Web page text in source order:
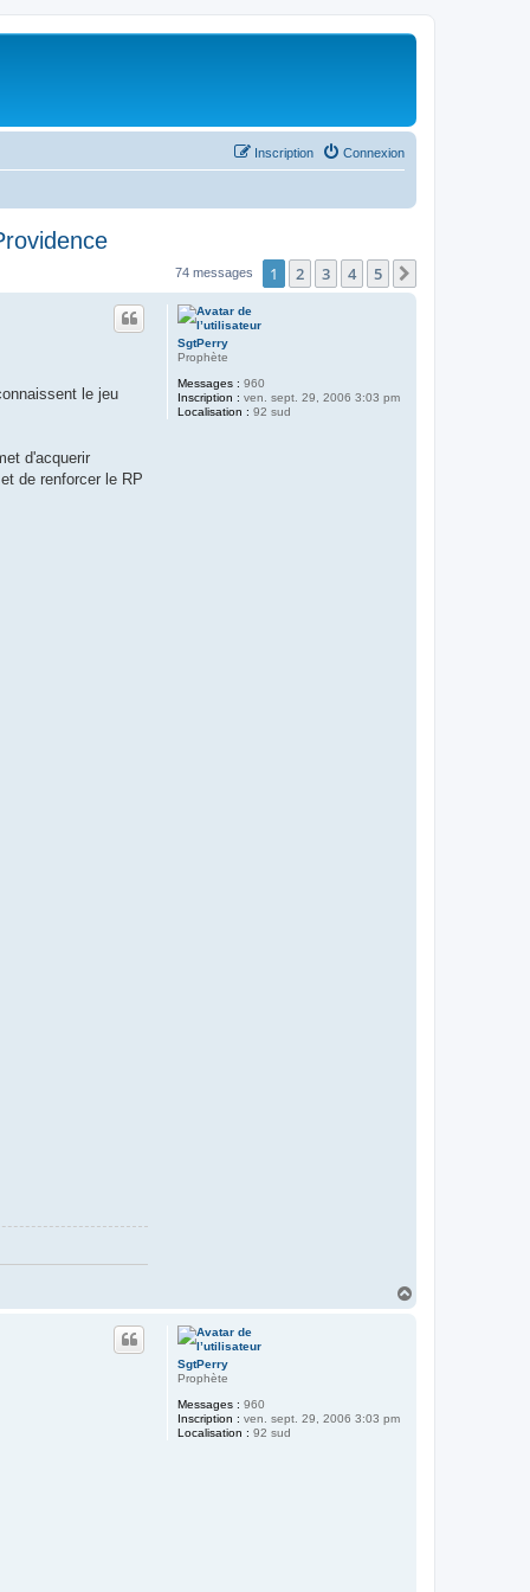
Connexion
Inscription
74 messages 1 2 3 4 5
SgtPerry
Prophète
Messages : 960
Inscription : ven. sept. 29, 2006 3:03 pm
Localisation : 92 sud
le jeu
d'acquerir
de renforcer le RP
SgtPerry
Prophète
Messages : 960
Inscription : ven. sept. 29, 2006 3:03 pm
Localisation : 92 sud